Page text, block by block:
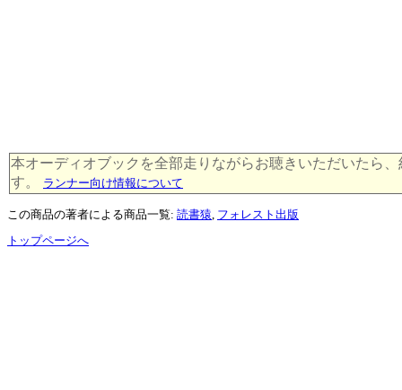
本オーディオブックを全部走りながらお聴きいただいたら、
す。
ランナー向け情報について
この商品の著者による商品一覧: 読書猿 フォレスト出版
トップページへ